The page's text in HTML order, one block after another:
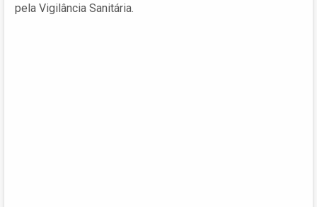
pela Vigilância Sanitária.